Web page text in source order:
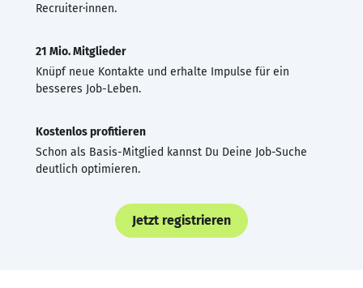
Recruiter·innen.
21 Mio. Mitglieder
Knüpf neue Kontakte und erhalte Impulse für ein
besseres Job-Leben.
Kostenlos profitieren
Schon als Basis-Mitglied kannst Du Deine Job-Suche
deutlich optimieren.
Jetzt registrieren